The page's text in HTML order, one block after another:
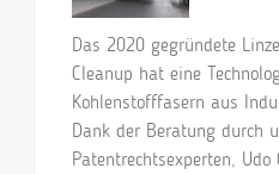
Das 2020 gegründete
Cleanup hat eine
Kohlenstofffasern aus
Dank der Beratung durch
Patentrechtsexperten,